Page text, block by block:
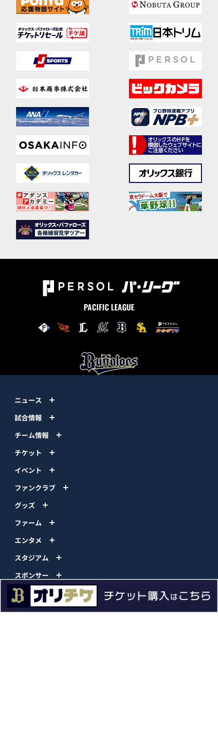
PACIFIC LEAGUE
ニュース
試合情報
チーム情報
チケット
イベント
ファンクラブ
グッズ
ファーム
エンタメ
スタジアム
スポンサー
球団情報
問い合わせ